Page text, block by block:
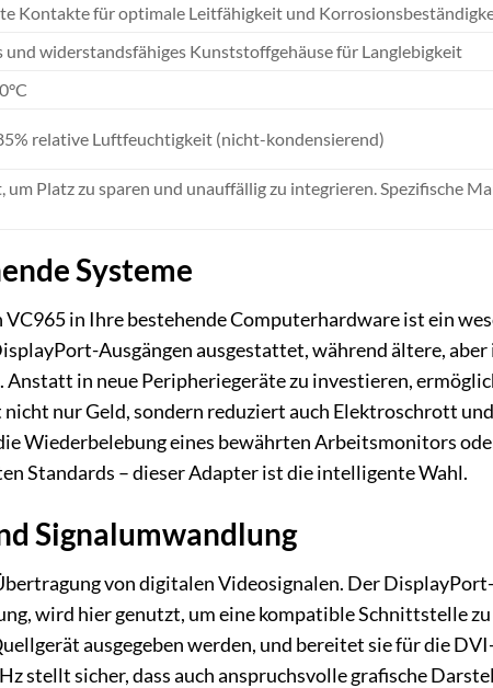
Kontakte für optimale Leitfähigkeit und
und widerstandsfähiges Kunststoffgehäuse für Langlebigkeit
relative Luftfeuchtigkeit (nicht-kondensierend)
um Platz zu sparen und unauffällig zu integrieren. Spezifische
Systeme
in Ihre bestehende Computerhardware ist ein
Ausgängen ausgestattet, während ältere,
in neue Peripheriegeräte zu investieren,
nur Geld, sondern reduziert auch Elektroschrott
Wiederbelebung eines bewährten Arbeitsmonitors
Standards – dieser Adapter ist die intelligente Wahl.
Signalumwandlung
von digitalen Videosignalen. Der
wird hier genutzt, um eine kompatible Schnittstelle
ausgegeben werden, und bereitet sie für die
stellt sicher, dass auch anspruchsvolle grafische